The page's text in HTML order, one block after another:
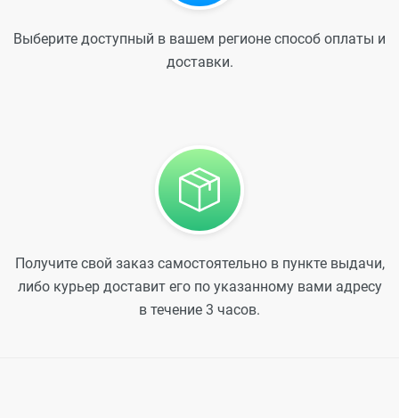
Выберите доступный в вашем регионе способ оплаты и
доставки.
Получите свой заказ самостоятельно в пункте выдачи,
либо курьер доставит его по указанному вами адресу
в течение 3 часов.